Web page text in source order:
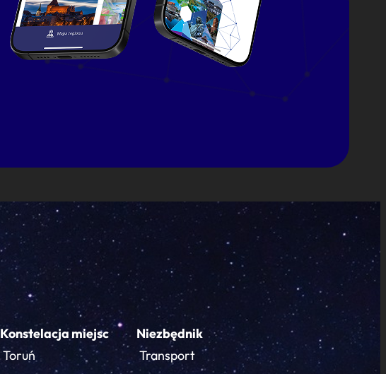
Konstelacja miejsc
Toruń
Niezbędnik
Transport